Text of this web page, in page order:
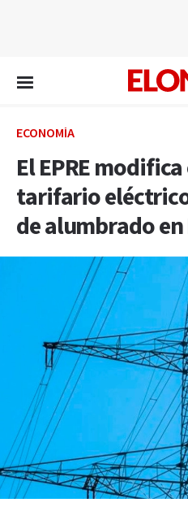
ECONOMÍA
El EPRE
tarifario
de alumbrado en